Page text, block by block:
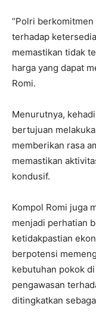
“Polri
terhadap
memastikan tidak
harga yang dapat
Romi.
Menurutnya,
bertujuan
memberikan rasa
memastikan
kondusif.
Kompol Romi juga
menjadi perhatian
ketidakpastian
berpotensi
kebutuhan pokok
pengawasan
ditingkatkan